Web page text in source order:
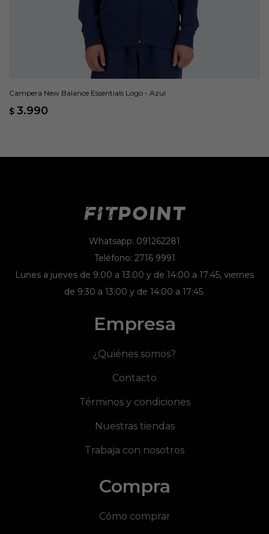
Campera New Balance Essentials Logo - Azul
$ 3.990
Whatsapp: 091262281
Teléfono: 2716 9991
Lunes a jueves de 9:00 a 13:00 y de 14:00 a 17:45, viernes
de 9:30 a 13:00 y de 14:00 a 17:45.
Empresa
¿Quiénes somos?
Contacto
Términos y condiciones
Nuestras tiendas
Trabaja con nosotros
Compra
Cómo comprar